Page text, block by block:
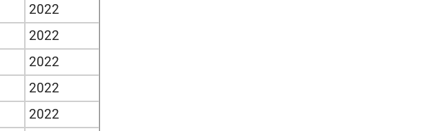
2022
2022
2022
2022
2022